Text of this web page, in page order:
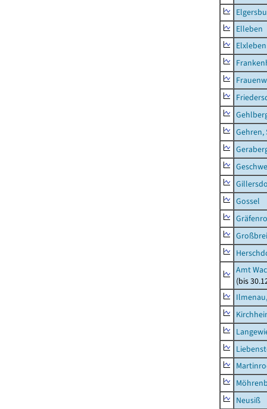
Elleben
Elxleben
Gehren,
Gossel
Amt
(bis
Neusiß